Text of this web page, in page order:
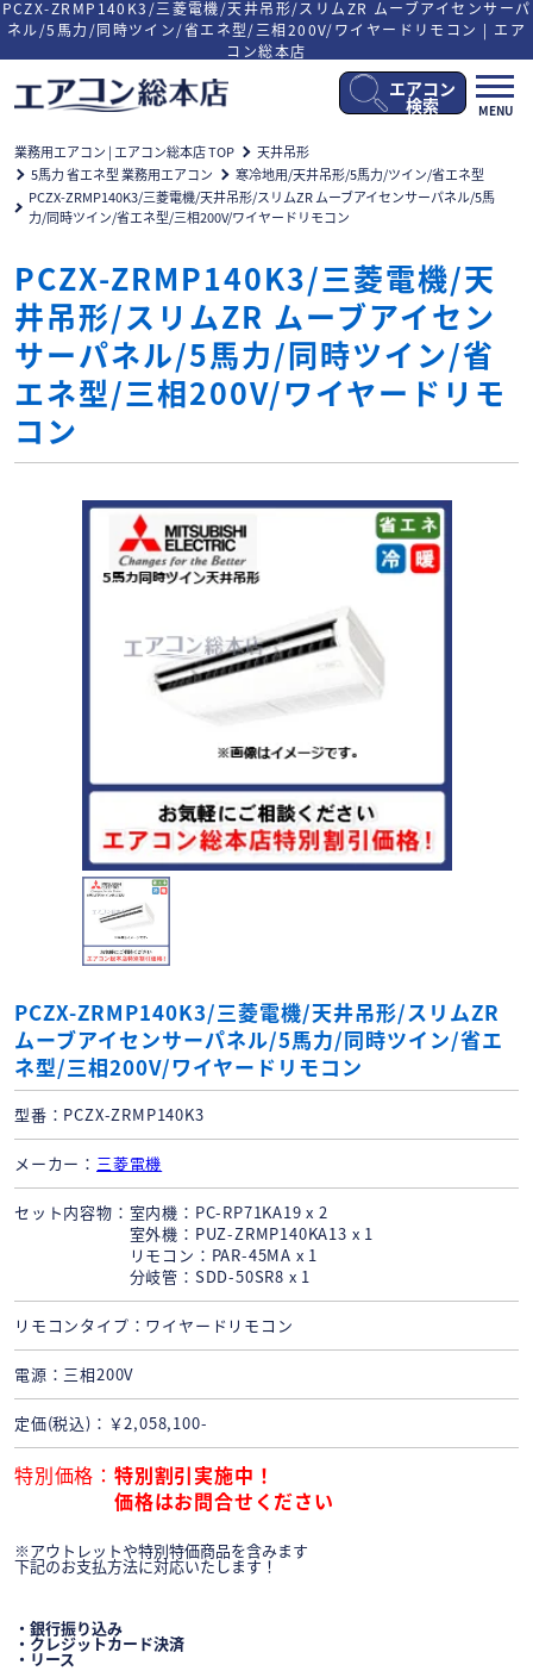
PCZX-ZRMP140K3/三菱電機/天井吊形/スリムZR ムーブアイセンサーパ
ネル/5馬力/同時ツイン/省エネ型/三相200V/ワイヤードリモコン | エア
コン総本店
メ
ニ
MENU
エアコン
検索
業務用エアコン | エアコン総本店 TOP
天井吊形
5馬力 省エネ型 業務用エアコン
寒冷地用/天井吊形/5馬力/ツイン/省エネ型
PCZX-ZRMP140K3/三菱電機/天井吊形/スリムZR ムーブアイセンサーパネル/5馬
力/同時ツイン/省エネ型/三相200V/ワイヤードリモコン
PCZX-ZRMP140K3/三菱電機/天
井吊形/スリムZR ムーブアイセン
サーパネル/5馬力/同時ツイン/省
エネ型/三相200V/ワイヤードリモ
コン
PCZX-ZRMP140K3/三菱電機/天井吊形/スリムZR
ムーブアイセンサーパネル/5馬力/同時ツイン/省エ
ネ型/三相200V/ワイヤードリモコン
型番 PCZX-ZRMP140K3
メーカー 三菱電機
セット内容物
室内機：PC-RP71KA19 x 2
室外機：PUZ-ZRMP140KA13 x 1
リモコン：PAR-45MA x 1
分岐管：SDD-50SR8 x 1
リモコンタイプ ワイヤードリモコン
電源 三相200V
定価(税込) ￥2,058,100-
特別価格
特別割引実施中！
価格はお問合せください
※アウトレットや特別特価商品を含みます
下記のお支払方法に対応いたします！
・銀行振り込み
・クレジットカード決済
・リース